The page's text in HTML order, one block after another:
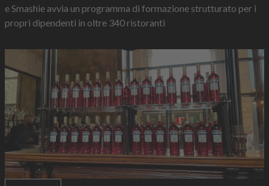
e Smashie avvia un programma di formazione strutturato per i
propri dipendenti in oltre 340 ristoranti